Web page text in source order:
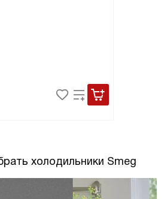
холодильники Smeg